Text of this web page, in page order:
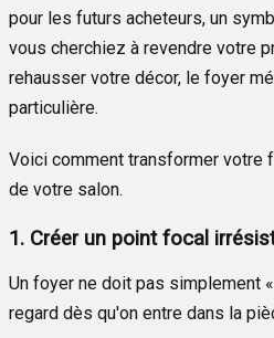
pour les futurs acheteurs, un
vous cherchiez à revendre votre
rehausser votre décor, le foyer
particulière.
Voici comment transformer votre
de votre salon.
1. Créer un point focal
Un foyer ne doit pas simplement
regard dès qu'on entre dans la